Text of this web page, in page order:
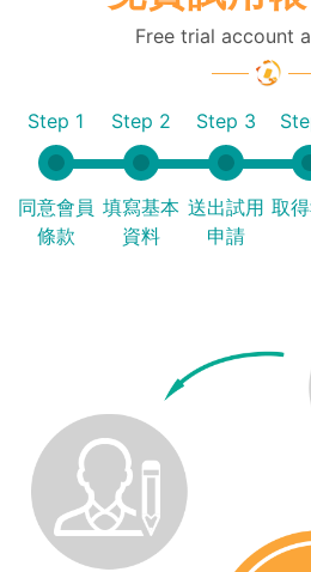
Free trial account
Step 1
同意會員
條款
Step 2
填寫基本
資料
Step 3
送出試用
申請
取